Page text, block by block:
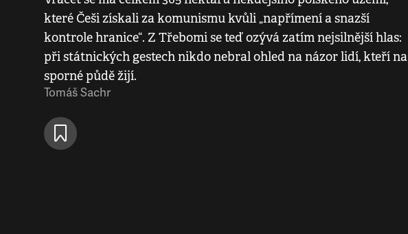
které Češi získali za komunismu kvůli „napřímení a snazší
kontrole hranice“. Z Třebomi se teď ozývá zatím nejsilnější hlas:
při státnických gestech nikdo nebral ohled na názor lidí, kteří na
sporné půdě žijí.
Tomáš Sachr